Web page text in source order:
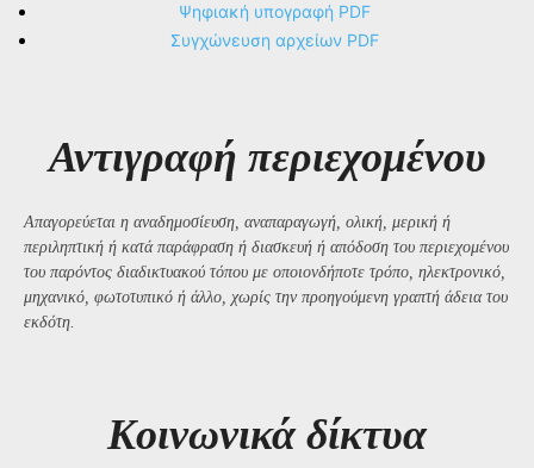
Ψηφιακή υπογραφή PDF
Συγχώνευση αρχείων PDF
Αντιγραφή περιεχομένου
Απαγορεύεται η αναδημοσίευση, αναπαραγωγή, ολική, μερική ή
περιληπτική ή κατά παράφραση ή διασκευή ή απόδοση του περιεχομένου
του παρόντος διαδικτυακού τόπου με οποιονδήποτε τρόπο, ηλεκτρονικό,
μηχανικό, φωτοτυπικό ή άλλο, χωρίς την προηγούμενη γραπτή άδεια του
εκδότη.
Kοινωνικά δίκτυα